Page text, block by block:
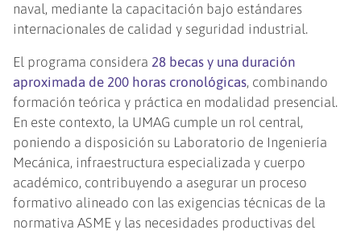
naval, mediante la capacitación bajo estándares
internacionales de calidad y seguridad industrial.
El programa considera 28 becas y una duración
aproximada de 200 horas cronológicas, combinando
formación teórica y práctica en modalidad presencial.
En este contexto, la UMAG cumple un rol central,
poniendo a disposición su Laboratorio de Ingeniería
Mecánica, infraestructura especializada y cuerpo
académico, contribuyendo a asegurar un proceso
formativo alineado con las exigencias técnicas de la
normativa ASME y las necesidades productivas del